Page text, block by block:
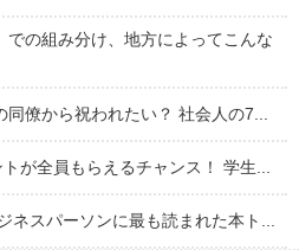
での組み分け、地方によってこんな
僚から祝われたい？ 社会人の7...
が全員もらえるチャンス！ 学生...
ネスパーソンに最も読まれた本ト...